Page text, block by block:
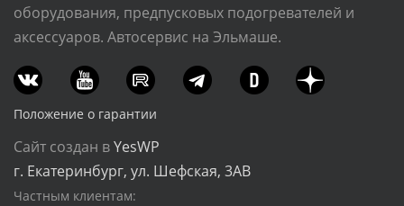
оборудования, предпусковых подогревателей и
аксессуаров. Автосервис на Эльмаше.
Положение о гарантии
Сайт создан вYesWP
г. Екатеринбург, ул. Шефская, 3АВ
Частным клиентам: